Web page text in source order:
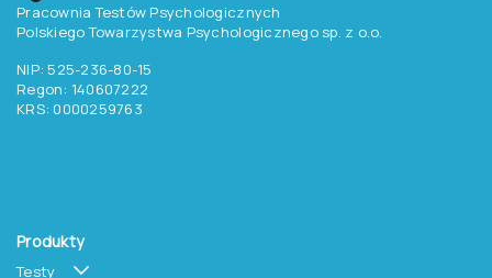
Pracownia Testów Psychologicznych
Polskiego Towarzystwa Psychologicznego sp. z o.o.
NIP: 525-236-80-15
Regon: 140607222
KRS: 0000259763
Produkty
Testy